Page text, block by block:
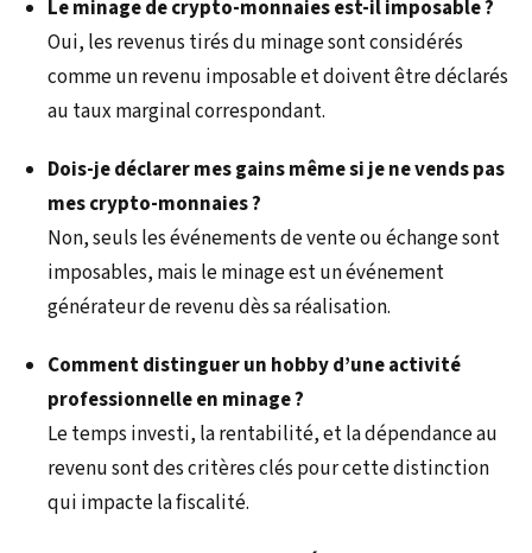
Le minage de crypto-monnaies est-il imposable ?
Oui, les revenus tirés du minage sont considérés
comme un revenu imposable et doivent être déclarés
au taux marginal correspondant.
Dois-je déclarer mes gains même si je ne vends pas
mes crypto-monnaies ?
Non, seuls les événements de vente ou échange sont
imposables, mais le minage est un événement
générateur de revenu dès sa réalisation.
Comment distinguer un hobby d’une activité
professionnelle en minage ?
Le temps investi, la rentabilité, et la dépendance au
revenu sont des critères clés pour cette distinction
qui impacte la fiscalité.